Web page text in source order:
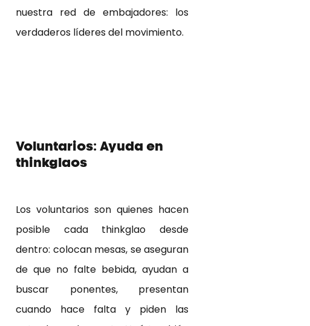
nuestra red de embajadores: los
verdaderos líderes del movimiento.
Voluntarios: Ayuda en
thinkglaos
Los voluntarios son quienes hacen
posible cada thinkglao desde
dentro: colocan mesas, se aseguran
de que no falte bebida, ayudan a
buscar ponentes, presentan
cuando hace falta y piden las